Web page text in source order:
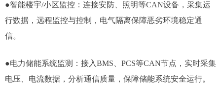
●智能楼宇/小区监控：连接安防、照明等CAN设备，采集运
行数据，远程监控与控制，电气隔离保障恶劣环境稳定通
信。
●电力储能系统监测：接入BMS、PCS等CAN节点，实时采集
电压、电流数据，分析通信质量，保障储能系统安全运行。